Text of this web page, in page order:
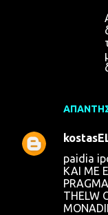
paidia
KAI ME
THELW